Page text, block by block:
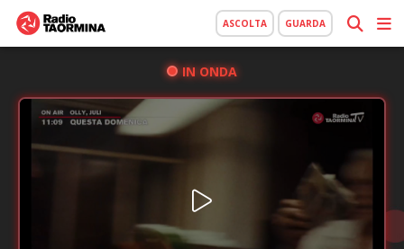
ASCOLTA GUARDA
IN ONDA